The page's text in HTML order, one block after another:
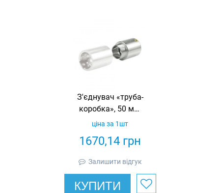
З'єднувач «труба-
коробка», 50 мм,
нержавіюча
1670,14 грн
ціна за 1шт
Залишити відгук
КУПИТИ